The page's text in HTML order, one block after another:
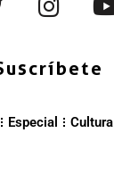
Especial Cultura